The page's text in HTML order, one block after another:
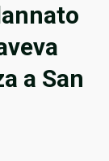
a San